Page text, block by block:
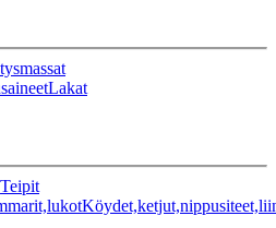
Lakat
Teipit